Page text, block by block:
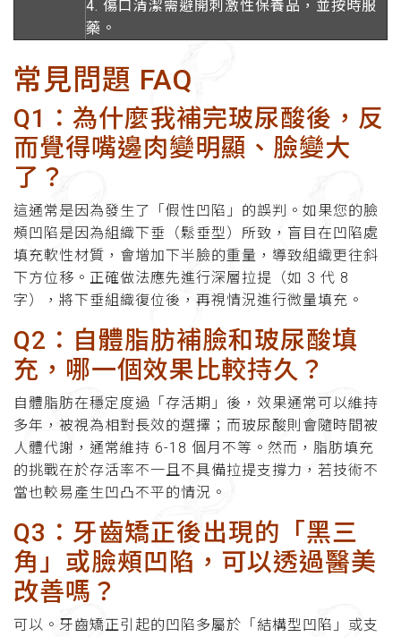
4. 傷口清潔需避開刺激性保養品，並按時服
藥。
常見問題 FAQ
Q1：為什麼我補完玻尿酸後，反
而覺得嘴邊肉變明顯、臉變大
了？
這通常是因為發生了「假性凹陷」的誤判。如果您的臉
頰凹陷是因為組織下垂（鬆垂型）所致，盲目在凹陷處
填充軟性材質，會增加下半臉的重量，導致組織更往斜
下方位移。正確做法應先進行深層拉提（如 3 代 8
字），將下垂組織復位後，再視情況進行微量填充。
Q2：自體脂肪補臉和玻尿酸填
充，哪一個效果比較持久？
自體脂肪在穩定度過「存活期」後，效果通常可以維持
多年，被視為相對長效的選擇；而玻尿酸則會隨時間被
人體代謝，通常維持 6-18 個月不等。然而，脂肪填充
的挑戰在於存活率不一且不具備拉提支撐力，若技術不
當也較易產生凹凸不平的情況。
Q3：牙齒矯正後出現的「黑三
角」或臉頰凹陷，可以透過醫美
改善嗎？
可以。牙齒矯正引起的凹陷多屬於「結構型凹陷」或支